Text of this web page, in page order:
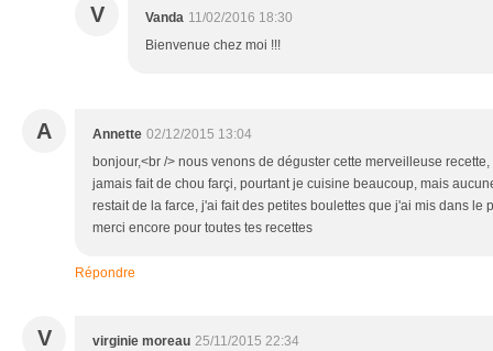
V Vanda 11/02/2016 18:30
Bienvenue chez moi !!!
A Annette 02/12/2015 13:04
bonjour,<br /> nous venons de déguster cette merveilleuse
jamais fait de chou farçi, pourtant je cuisine beaucoup, mais
restait de la farce, j'ai fait des petites boulettes que j'ai mis dans le
merci encore pour toutes tes recettes
Répondre
V virginie moreau 25/11/2015 22:34